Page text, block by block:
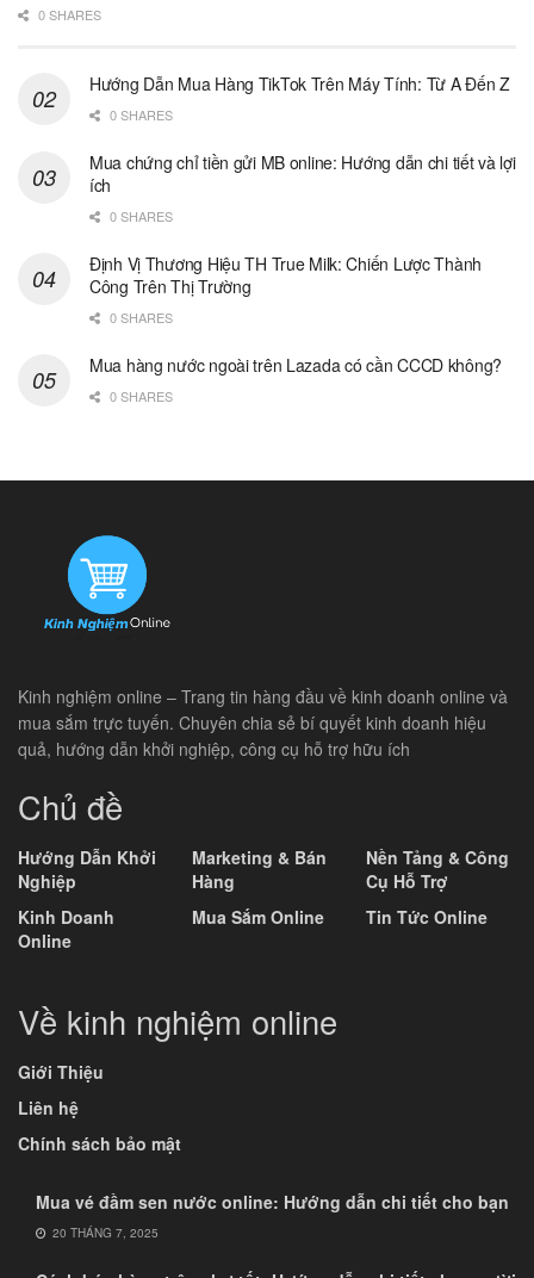
0 SHARES
Hướng Dẫn Mua Hàng TikTok Trên Máy Tính: Từ A Đến Z
0 SHARES
Mua chứng chỉ tiền gửi MB online: Hướng dẫn chi tiết và lợi
ích
0 SHARES
Định Vị Thương Hiệu TH True Milk: Chiến Lược Thành
Công Trên Thị Trường
0 SHARES
Mua hàng nước ngoài trên Lazada có cần CCCD không?
0 SHARES
Kinh nghiệm online – Trang tin hàng đầu về kinh doanh online và
mua sắm trực tuyến. Chuyên chia sẻ bí quyết kinh doanh hiệu
quả, hướng dẫn khởi nghiệp, công cụ hỗ trợ hữu ích
Chủ đề
Hướng Dẫn Khởi
Nghiệp
Kinh Doanh
Online
Marketing & Bán
Hàng
Mua Sắm Online
Nền Tảng & Công
Cụ Hỗ Trợ
Tin Tức Online
Về kinh nghiệm online
Giới Thiệu
Liên hệ
Chính sách bảo mật
Mua vé đầm sen nước online: Hướng dẫn chi tiết cho bạn
20 THÁNG 7, 2025